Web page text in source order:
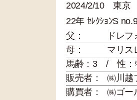
2024/2/10 東
22年 ｾﾚｸｼｮﾝS
父：
ドレフ
母：
マリス
馬齢：3 / 性：
販売者：
㈱川越
購買者：
㈱ゴー